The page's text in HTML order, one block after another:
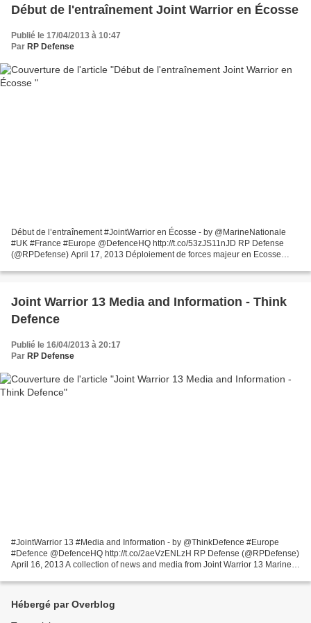
Début de l'entraînement Joint Warrior en Écosse
Publié le 17/04/2013 à 10:47
Par RP Defense
Début de l’entraînement #JointWarrior en Écosse - by @MarineNationale
#UK #France #Europe @DefenceHQ http://t.co/53zJS11nJD RP Defense
(@RPDefense) April 17, 2013 Déploiement de forces majeur en Ecosse
Joint Warrior 13 Media and Information - Think
Defence
Publié le 16/04/2013 à 20:17
Par RP Defense
#JointWarrior 13 #Media and Information - by @ThinkDefence #Europe
#Defence @DefenceHQ http://t.co/2aeVzENLzH RP Defense (@RPDefense)
April 16, 2013 A collection of news and media from Joint Warrior 13 Marines
Hébergé par Overblog